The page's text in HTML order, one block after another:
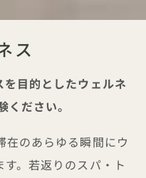
ス
目的としたウェルネ
ください。
のあらゆる瞬間にウ
。若返りのスパ・ト